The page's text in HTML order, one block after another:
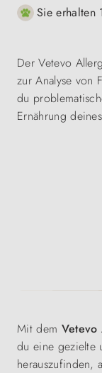
Sie erhalten
Der Vetevo
zur Analyse von
du
Ernährung
Mit dem Vetevo
du eine gezielte
herauszufinden,